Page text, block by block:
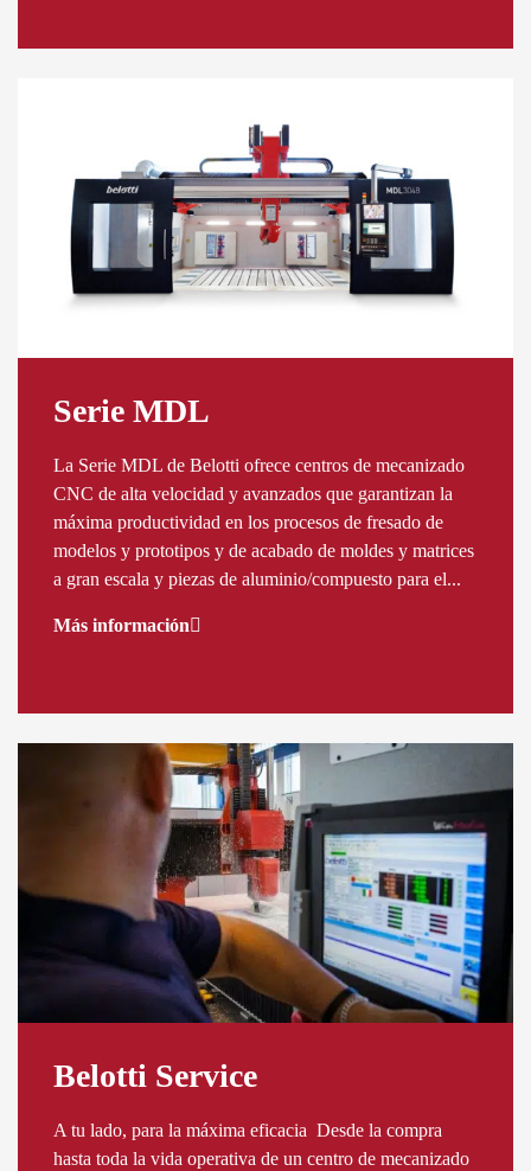
Serie MDL
La Serie MDL de Belotti ofrece centros de mecanizado
CNC de alta velocidad y avanzados que garantizan la
máxima productividad en los procesos de fresado de
modelos y prototipos y de acabado de moldes y matrices
a gran escala y piezas de aluminio/compuesto para el...
Más información
Belotti Service
A tu lado, para la máxima eficacia Desde la compra
hasta toda la vida operativa de un centro de mecanizado